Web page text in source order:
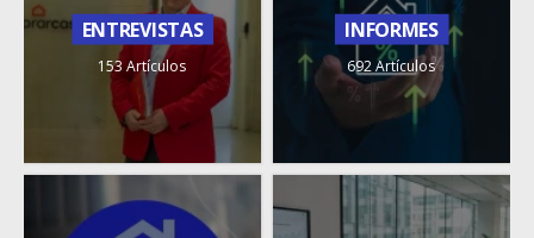
ENTREVISTAS
153 Artículos
INFORMES
692 Artículos